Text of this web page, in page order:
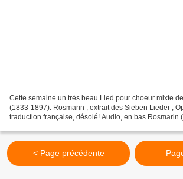
Cette semaine un très beau Lied pour choeur mixte
(1833-1897). Rosmarin , extrait des Sieben Lieder ,
traduction française, désolé! Audio, en bas Rosmarin
< Page précédente